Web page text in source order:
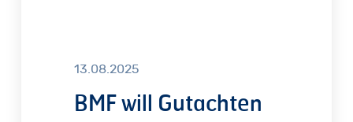
13.08.2025
BMF will Gutachten